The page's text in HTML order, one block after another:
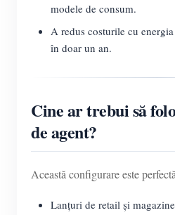
modele de consum.
A redus costurile cu
în doar un an.
Cine ar trebui să
de agent?
Această configurare este
Lanțuri de retail și